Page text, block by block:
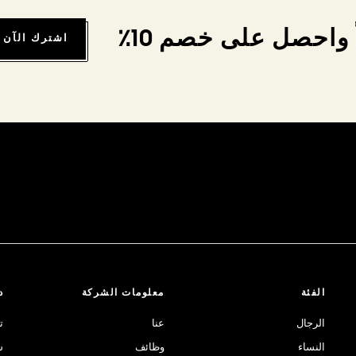
على خصم 10٪ اشترك الآن
الفئة
الرجال
النساء
معلومات الشركة
عنا
وظائف